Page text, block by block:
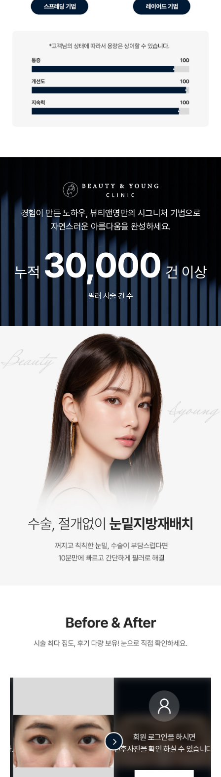
경험이 만든 노하우, 뷰티앤영만의 시그니처 기법으로
자연스러운 아름다움을 완성하세요.
누적 30,000건 이상
필러 시술 건 수
회원 로그인을 하시면
전후사진을 확인 하실 수 있습니다.